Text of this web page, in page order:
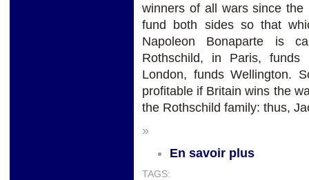
winners of all wars since
fund both sides so that
Napoleon Bonaparte is
Rothschild, in Paris, funds
London, funds Wellington.
profitable if Britain wins the
the Rothschild family: thus,
»
En savoir plus
TAGS: